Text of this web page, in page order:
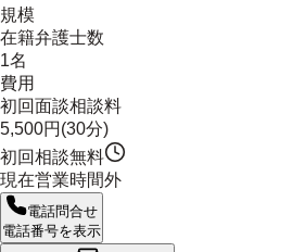
規模
在籍弁護士数
1名
費用
初回面談相談料
5,500円(30分)
初回相談無料
現在営業時間外
電話問合せ
電話番号を表示